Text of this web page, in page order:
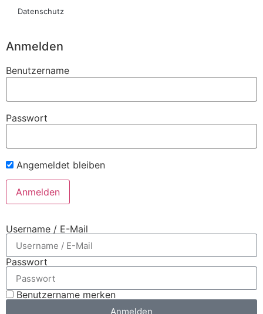
Datenschutz
Anmelden
Benutzername
Passwort
Angemeldet bleiben
Username / E-Mail
Passwort
Benutzername merken
Anmelden